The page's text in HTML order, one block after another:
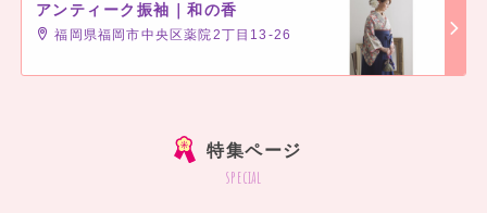
アンティーク振袖｜和の香
福岡県福岡市中央区薬院2丁目13-26
特集ページ
special